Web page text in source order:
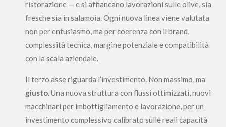
ristorazione — e si affiancano lavorazioni sulle olive, sia
fresche sia in salamoia. Ogni nuova linea viene valutata
non per entusiasmo, ma per coerenza con il brand,
complessità tecnica, margine potenziale e compatibilità
con la scala aziendale.
Il terzo asse riguarda l’investimento. Non massimo, ma
giusto. Una nuova struttura con flussi ottimizzati, nuovi
macchinari per imbottigliamento e lavorazione, per un
investimento complessivo calibrato sulle reali capacità